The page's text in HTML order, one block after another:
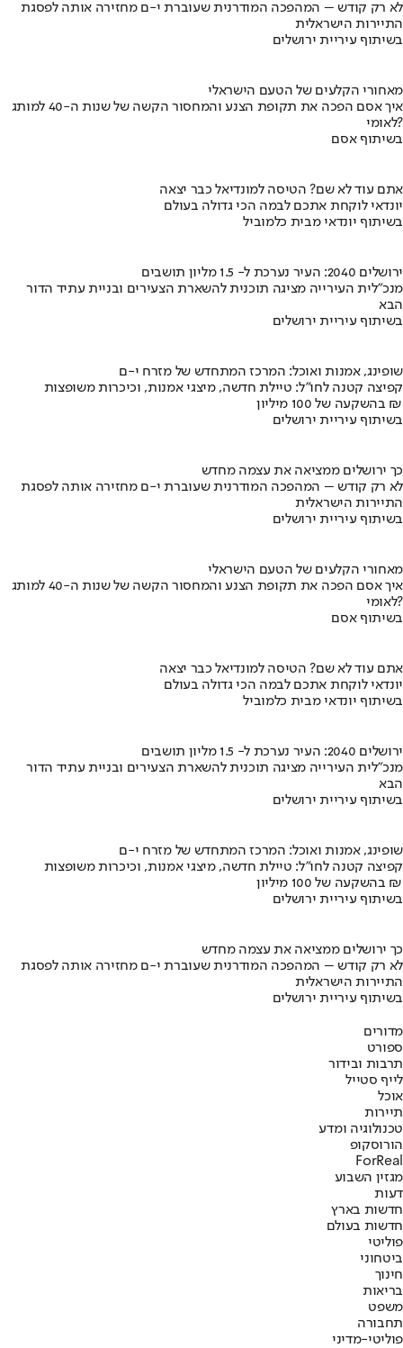
לא רק קודש – המהפכה המודרנית שעוברת י-ם מחזירה אותה לפסגת
התיירות הישראלית
בשיתוף עיריית ירושלים
מאחורי הקלעים של הטעם הישראלי
איך אסם הפכה את תקופת הצנע והמחסור הקשה של שנות ה-40 למותג
לאומי?
בשיתוף אסם
אתם עוד לא שם? הטיסה למונדיאל כבר יצאה
יונדאי לוקחת אתכם לבמה הכי גדולה בעולם
בשיתוף יונדאי מבית כלמוביל
ירושלים 2040: העיר נערכת ל- 1.5 מליון תושבים
מנכ"לית העירייה מציגה תוכנית להשארת הצעירים ובניית עתיד הדור
הבא
בשיתוף עיריית ירושלים
שופינג, אמנות ואוכל: המרכז המתחדש של מזרח י-ם
קפיצה קטנה לחו"ל: טיילת חדשה, מיצגי אמנות, וכיכרות משופצות
בהשקעה של 100 מיליון ₪
בשיתוף עיריית ירושלים
כך ירושלים ממציאה את עצמה מחדש
לא רק קודש – המהפכה המודרנית שעוברת י-ם מחזירה אותה לפסגת
התיירות הישראלית
בשיתוף עיריית ירושלים
מאחורי הקלעים של הטעם הישראלי
איך אסם הפכה את תקופת הצנע והמחסור הקשה של שנות ה-40 למותג
לאומי?
בשיתוף אסם
אתם עוד לא שם? הטיסה למונדיאל כבר יצאה
יונדאי לוקחת אתכם לבמה הכי גדולה בעולם
בשיתוף יונדאי מבית כלמוביל
ירושלים 2040: העיר נערכת ל- 1.5 מליון תושבים
מנכ"לית העירייה מציגה תוכנית להשארת הצעירים ובניית עתיד הדור
הבא
בשיתוף עיריית ירושלים
שופינג, אמנות ואוכל: המרכז המתחדש של מזרח י-ם
קפיצה קטנה לחו"ל: טיילת חדשה, מיצגי אמנות, וכיכרות משופצות
בהשקעה של 100 מיליון ₪
בשיתוף עיריית ירושלים
כך ירושלים ממציאה את עצמה מחדש
לא רק קודש – המהפכה המודרנית שעוברת י-ם מחזירה אותה לפסגת
התיירות הישראלית
בשיתוף עיריית ירושלים
מדורים
ספורט
תרבות ובידור
לייף סטייל
אוכל
תיירות
טכנולוגיה ומדע
הורוסקופ
ForReal
מגזין השבוע
דעות
חדשות בארץ
חדשות בעולם
פוליטי
ביטחוני
חינוך
בריאות
משפט
תחבורה
פוליטי-מדיני